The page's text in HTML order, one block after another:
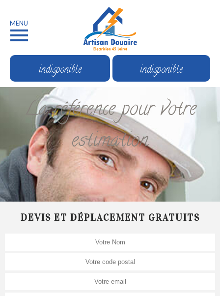
MENU
indisponible indisponible
La référence pour votre
estimation
DEVIS ET DÉPLACEMENT GRATUITS